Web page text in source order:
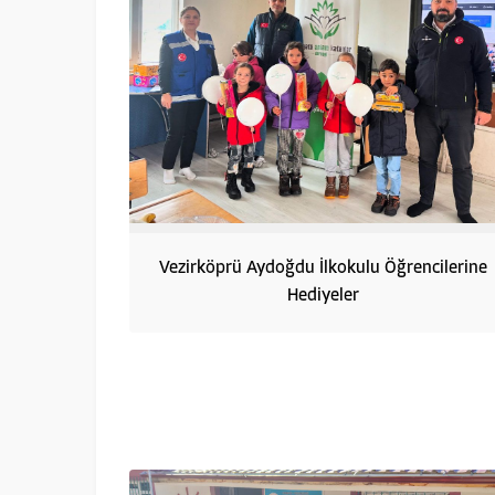
Vezirköprü Aydoğdu İlkokulu Öğrencilerine
Hediyeler